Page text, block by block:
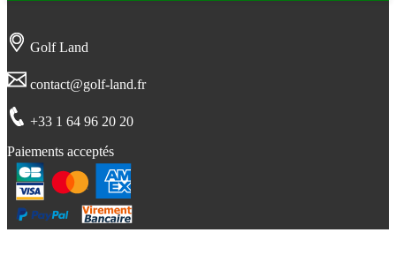
Golf Land
contact@golf-land.fr
+33 1 64 96 20 20
Paiements acceptés